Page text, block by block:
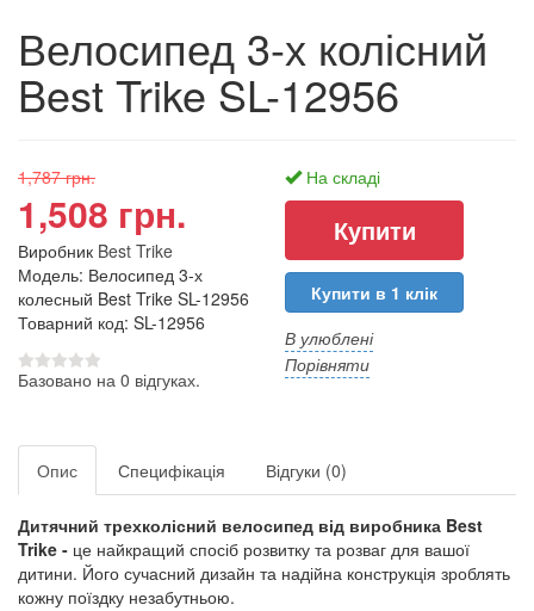
Велосипед 3-х колісний
Best Trike SL-12956
1,787 грн.
1,508 грн.
Виробник Best Trike
Модель: Велосипед 3-х
колесный Best Trike SL-12956
Товарний код: SL-12956
Базовано на 0 відгуках.
На складі
Купити в 1 клік
В улюблені
Порівняти
Опис Специфікація Відгуки (0)
Дитячний трехколісний велосипед від виробника Best
Trike - це найкращий спосіб розвитку та розваг для вашої
дитини. Його сучасний дизайн та надійна конструкція зроблять
кожну поїздку незабутньою.